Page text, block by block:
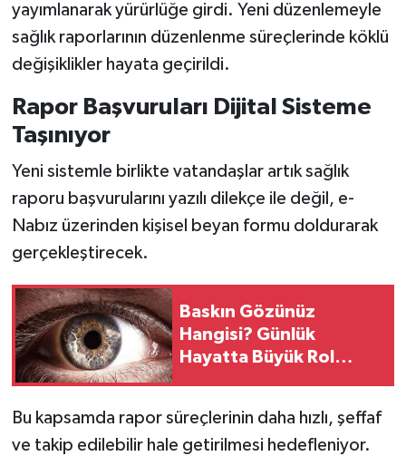
yayımlanarak yürürlüğe girdi. Yeni düzenlemeyle
sağlık raporlarının düzenlenme süreçlerinde köklü
değişiklikler hayata geçirildi.
Rapor Başvuruları Dijital Sisteme
Taşınıyor
Yeni sistemle birlikte vatandaşlar artık sağlık
raporu başvurularını yazılı dilekçe ile değil, e-
Nabız üzerinden kişisel beyan formu doldurarak
gerçekleştirecek.
Baskın Gözünüz
Hangisi? Günlük
Hayatta Büyük Rol
Bu kapsamda rapor süreçlerinin daha hızlı, şeffaf
ve takip edilebilir hale getirilmesi hedefleniyor.